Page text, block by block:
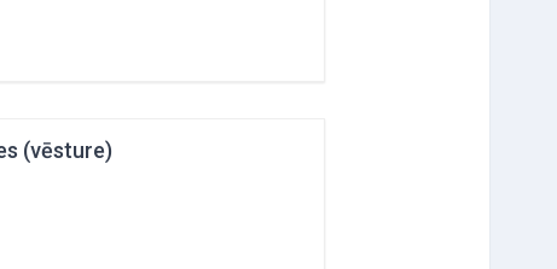
(vēsture)